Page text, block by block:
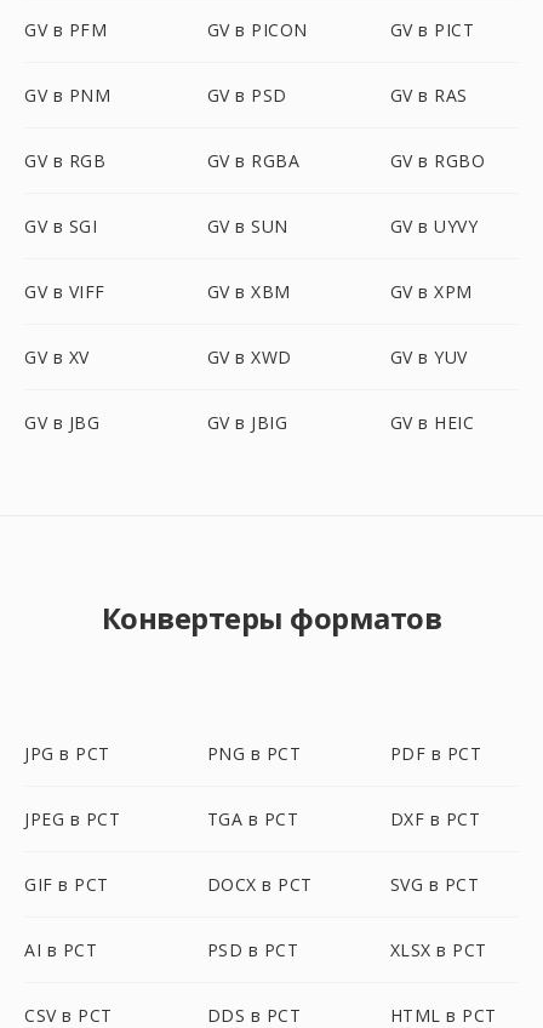
GV в PFM GV в PICON GV в PICT
GV в PNM GV в PSD GV в RAS
GV в RGB GV в RGBA GV в RGBO
GV в SGI GV в SUN GV в UYVY
GV в VIFF GV в XBM GV в XPM
GV в XV GV в XWD GV в YUV
GV в JBG GV в JBIG GV в HEIC
Конвертеры форматов
JPG в PCT PNG в PCT PDF в PCT
JPEG в PCT TGA в PCT DXF в PCT
GIF в PCT DOCX в PCT SVG в PCT
AI в PCT PSD в PCT XLSX в PCT
CSV в PCT DDS в PCT HTML в PCT